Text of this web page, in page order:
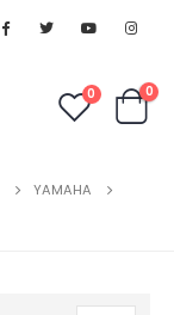
0 0
YAMAHA